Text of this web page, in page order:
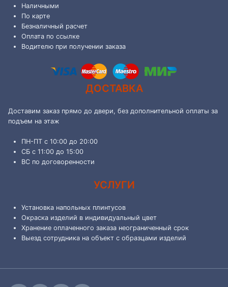
Наличными
По карте
Безналичный расчет
Оплата по ссылке
Водителю при получении заказа
ДОСТАВКА
Доставим заказ прямо до двери, без дополнительной оплаты за
подъем на этаж
ПН-ПТ с 10:00 до 20:00
СБ с 11:00 до 15:00
ВС по договоренности
УСЛУГИ
Установка напольных плинтусов
Окраска изделий в индивидуальный цвет
Хранение оплаченного заказа неограниченный срок
Выезд сотрудника на объект с образцами изделий